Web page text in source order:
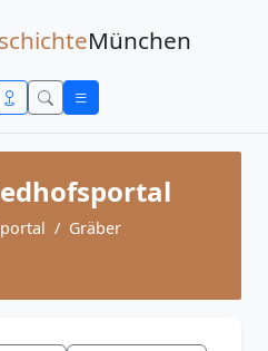
München
Gräber